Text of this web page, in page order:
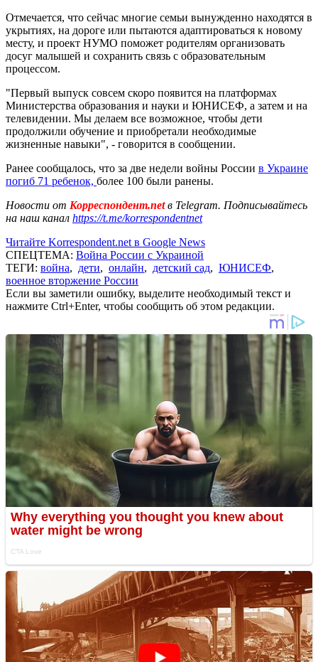
Отмечается, что сейчас многие семьи вынужденно находятся в
укрытиях, на дороге или пытаются адаптироваться к новому
месту, и проект НУМО поможет родителям организовать
досуг малышей и сохранить связь с образовательным
процессом.
"Первый выпуск совсем скоро появится на платформах
Министерства образования и науки и ЮНИСЕФ, а затем и на
телевидении. Мы делаем все возможное, чтобы дети
продолжили обучение и приобретали необходимые
жизненные навыки", - говорится в сообщении.
Ранее сообщалось, что за две недели войны России в Украине
погиб 71 ребенок, более 100 были ранены.
Новости от Корреспондент.netв Telegram. Подписывайтесь
на наш канал https://t.me/korrespondentnet
Читайте Korrespondent.net в Google News
СПЕЦТЕМА: Война России с Украиной
ТЕГИ: война, дети, онлайн, детский сад, ЮНИСЕФ,
военное вторжение России
Если вы заметили ошибку, выделите необходимый текст и
нажмите Ctrl+Enter, чтобы сообщить об этом редакции.